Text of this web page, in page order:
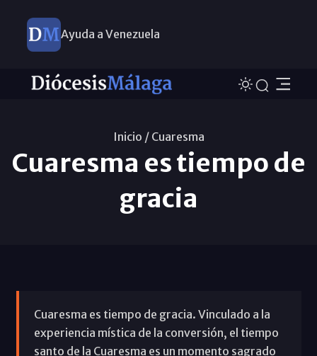
Ayuda a Venezuela
Inicio / Cuaresma
Cuaresma es tiempo de
gracia
Cuaresma es tiempo de gracia. Vinculado a la
experiencia mística de la conversión, el tiempo
santo de la Cuaresma es un momento sagrado